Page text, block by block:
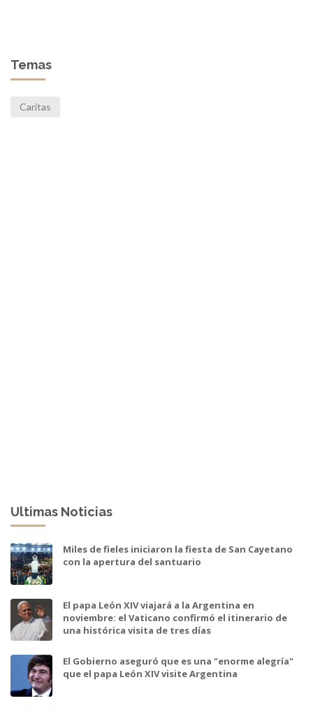
Temas
Caritas
Ultimas Noticias
Miles de fieles iniciaron la fiesta de San Cayetano
con la apertura del santuario
El papa León XIV viajará a la Argentina en
noviembre: el Vaticano confirmó el itinerario de
una histórica visita de tres días
El Gobierno aseguró que es una "enorme alegría"
que el papa León XIV visite Argentina